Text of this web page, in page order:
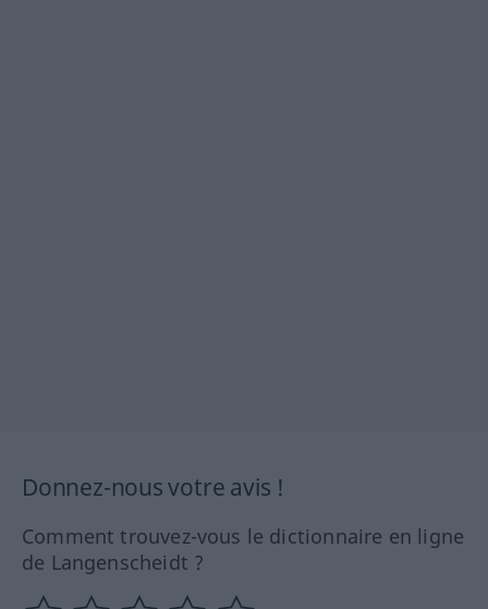
Donnez-nous votre avis !
Comment trouvez-vous le dictionnaire en ligne
de Langenscheidt ?